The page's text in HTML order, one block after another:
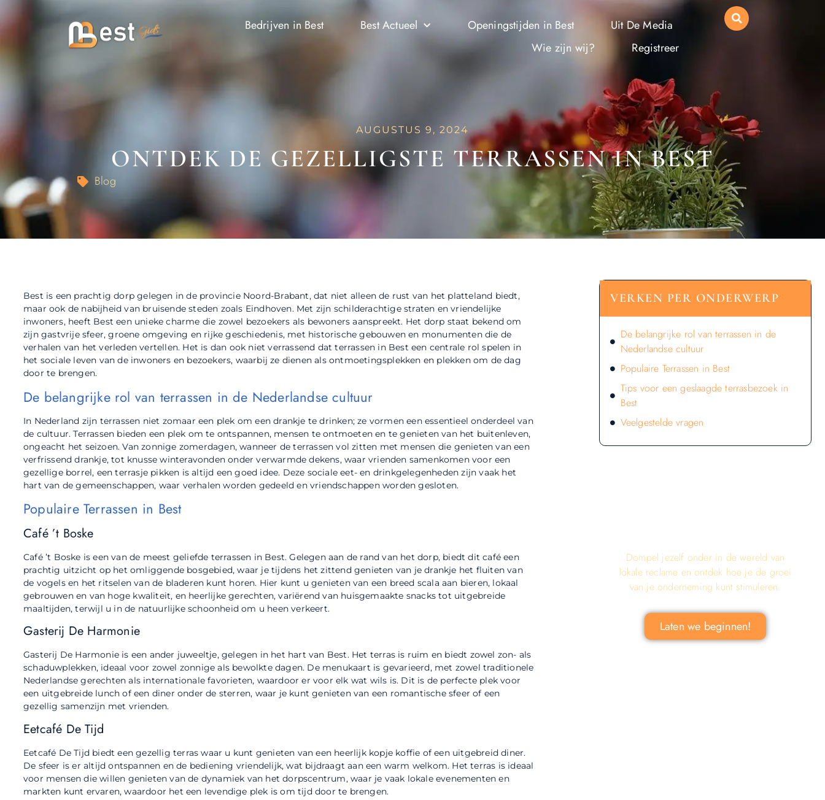
Bedrijven in Best Best Actueel Openingstijden in Best
Uit De Media
Wie zijn wij?
Registreer
AUGUSTUS 9, 2024
ONTDEK DE GEZELLIGSTE TERRASSEN IN BEST
Blog
Best is een prachtig dorp gelegen in de provincie Noord-Brabant, dat niet alleen de rust van het platteland biedt,
maar ook de nabijheid van bruisende steden zoals Eindhoven. Met zijn schilderachtige straten en vriendelijke
inwoners, heeft Best een unieke charme die zowel bezoekers als bewoners aanspreekt. Het dorp staat bekend om
zijn gastvrije sfeer, groene omgeving en rijke geschiedenis, met historische gebouwen en monumenten die de
verhalen van het verleden vertellen. Het is dan ook niet verrassend dat terrassen in Best een centrale rol spelen in
het sociale leven van de inwoners en bezoekers, waarbij ze dienen als ontmoetingsplekken en plekken om de dag
door te brengen.
De belangrijke rol van terrassen in de Nederlandse cultuur
In Nederland zijn terrassen niet zomaar een plek om een drankje te drinken; ze vormen een essentieel onderdeel van
de cultuur. Terrassen bieden een plek om te ontspannen, mensen te ontmoeten en te genieten van het buitenleven,
ongeacht het seizoen. Van zonnige zomerdagen, wanneer de terrassen vol zitten met mensen die genieten van een
verfrissend drankje, tot knusse winteravonden onder verwarmde dekens, waar vrienden samenkomen voor een
gezellige borrel, een terrasje pikken is altijd een goed idee. Deze sociale eet- en drinkgelegenheden zijn vaak het
hart van de gemeenschappen, waar verhalen worden gedeeld en vriendschappen worden gesloten.
Populaire Terrassen in Best
Café ’t Boske
Café ’t Boske is een van de meest geliefde terrassen in Best. Gelegen aan de rand van het dorp, biedt dit café een
prachtig uitzicht op het omliggende bosgebied, waar je tijdens het zittend genieten van je drankje het fluiten van
de vogels en het ritselen van de bladeren kunt horen. Hier kunt u genieten van een breed scala aan bieren, lokaal
gebrouwen en van hoge kwaliteit, en heerlijke gerechten, variërend van huisgemaakte snacks tot uitgebreide
maaltijden, terwijl u in de natuurlijke schoonheid om u heen verkeert.
Gasterij De Harmonie
Gasterij De Harmonie is een ander juweeltje, gelegen in het hart van Best. Het terras is ruim en biedt zowel zon- als
schaduwplekken, ideaal voor zowel zonnige als bewolkte dagen. De menukaart is gevarieerd, met zowel traditionele
Nederlandse gerechten als internationale favorieten, waardoor er voor elk wat wils is. Dit is de perfecte plek voor
een uitgebreide lunch of een diner onder de sterren, waar je kunt genieten van een romantische sfeer of een
gezellig samenzijn met vrienden.
Eetcafé De Tijd
Eetcafé De Tijd biedt een gezellig terras waar u kunt genieten van een heerlijk kopje koffie of een uitgebreid diner.
De sfeer is er altijd ontspannen en de bediening vriendelijk, wat bijdraagt aan een warm welkom. Het terras is ideaal
voor mensen die willen genieten van de dynamiek van het dorpscentrum, waar je vaak lokale evenementen en
markten kunt ervaren, waardoor het een levendige plek is om tijd door te brengen.
VERKEN PER ONDERWERP
De belangrijke rol van terrassen in de
Nederlandse cultuur
Populaire Terrassen in Best
Tips voor een geslaagde terrasbezoek in
Best
Veelgestelde vragen
Dompel jezelf onder in de wereld van
lokale reclame en ontdek hoe je de groei
van je onderneming kunt stimuleren.
Laten we beginnen!